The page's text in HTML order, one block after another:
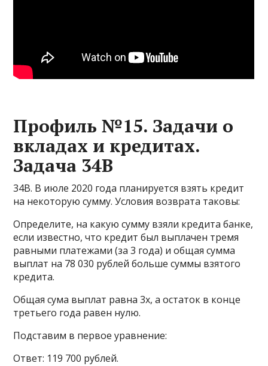
Профиль №15. Задачи о
вкладах и кредитах.
Задача 34В
34В. В июле 2020 года планируется взять кредит
на некоторую сумму. Условия возврата таковы:
Определите, на какую сумму взяли кредита банке,
если известно, что кредит был выплачен тремя
равными платежами (за 3 года) и общая сумма
выплат на 78 030 рублей больше суммы взятого
кредита.
Общая сума выплат равна 3x, а остаток в конце
третьего года равен нулю.
Подставим в первое уравнение:
Ответ: 119 700 рублей.